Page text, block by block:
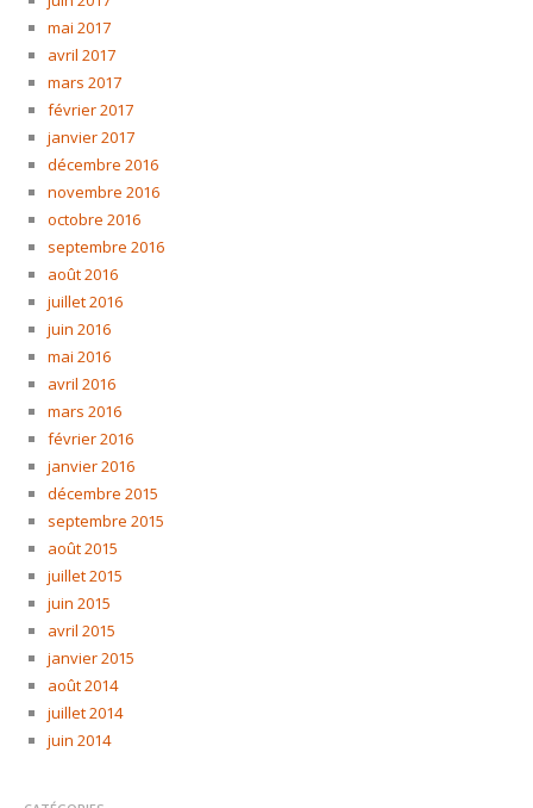
mai 2017
avril 2017
mars 2017
février 2017
janvier 2017
décembre 2016
novembre 2016
octobre 2016
septembre 2016
août 2016
juillet 2016
juin 2016
mai 2016
avril 2016
mars 2016
février 2016
janvier 2016
décembre 2015
septembre 2015
août 2015
juillet 2015
juin 2015
avril 2015
janvier 2015
août 2014
juillet 2014
juin 2014